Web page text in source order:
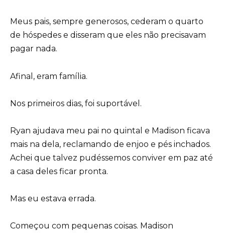
Meus pais, sempre generosos, cederam o quarto
de hóspedes e disseram que eles não precisavam
pagar nada.
Afinal, eram família.
Nos primeiros dias, foi suportável.
Ryan ajudava meu pai no quintal e Madison ficava
mais na dela, reclamando de enjoo e pés inchados.
Achei que talvez pudéssemos conviver em paz até
a casa deles ficar pronta.
Mas eu estava errada.
Começou com pequenas coisas. Madison